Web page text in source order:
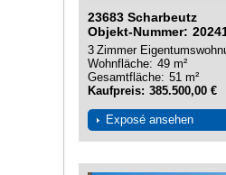
23683 Scharbeutz
Objekt-Nummer
Zimmer
3
Wohnfläche 49 m²
Gesamtfläche 51 m²
Kaufpreis 385.500,00 €
Exposé ansehen